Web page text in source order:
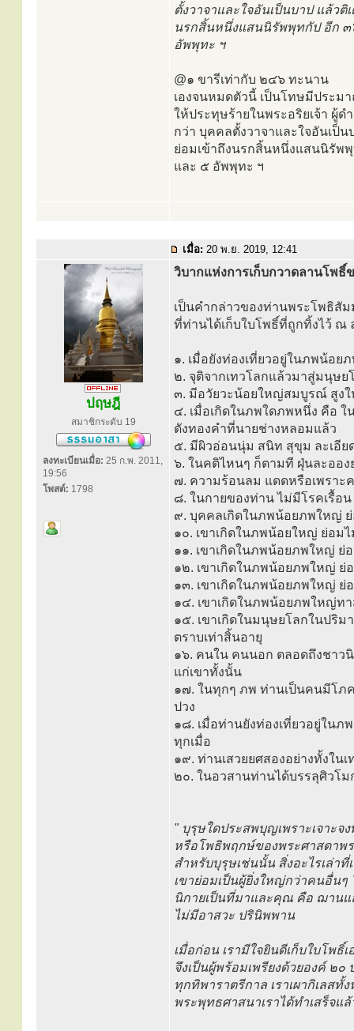
ตั้งวาจาและใจอันเป็นบาป แล้วติ
นรกสิ้นหนึ่งแสนนิรัพพุทกัป อีก
อัพพุทะ ฯ
@๑ ขารีเท่ากับ ๒๔๖ ทะนาน
เองจนหมดตัวนี้ เป็นโทษมีประม
ให้ประทุษร้ายในพระอริยเจ้า ผู้ด
กว่า บุคคลตั้งวาจาและใจอันเป็น
ย่อมเข้าถึงนรกสิ้นหนึ่งแสนนิรัพ
และ ๕ อัพพุทะ ฯ
เมื่อ: 20 พ.ย. 2019, 12:41
ปฤษฎี
สมาชิกระดับ 19
ลงทะเบียนเมื่อ: 25 ก.พ. 2011,
19:56
โพสต์: 1798
วิบากแห่งการเก็บกวาดลานโพ
เป็นคำกล่าวของท่านพระโพธิสัม
ที่ท่านได้เก็บใบโพธิ์ที่ถูกทิ้งไว้ ณ
๑. เมื่อยังท่องเที่ยวอยู่ในภพน้อ
๒. จุติจากเทวโลกแล้วมาสู่มนุษ
๓. มีอวัยวะน้อยใหญ่สมบูรณ์ สูงใ
๔. เมื่อเกิดในภพใดภพหนึ่ง คือ
ดังทองคำที่นายช่างหลอมแล้ว
๕. มีผิวอ่อนนุ่ม สนิท สุขุม ละเอีย
๖. ในคติไหนๆ ก็ตามที ฝุ่นละออ
๗. ความร้อนลม แดดหรือเพราะ
๘. ในกายของท่าน ไม่มีโรคเรื้อ
๙. บุคคลเกิดในภพน้อยภพใหญ่
๑๐. เขาเกิดในภพน้อยใหญ่ ย่อม
๑๑. เขาเกิดในภพน้อยภพใหญ่ ย่
๑๒. เขาเกิดในภพน้อยภพใหญ่ ย่
๑๓. เขาเกิดในภพน้อยภพใหญ่ ย่
๑๔. เขาเกิดในภพน้อยภพใหญ่ท
๑๕. เขาเกิดในมนุษยโลกในปริ
ตราบเท่าสิ้นอายุ
๑๖. คนใน คนนอก ตลอดถึงชาว
แก่เขาทั้งนั้น
๑๗. ในทุกๆ ภพ ท่านเป็นคนมีโภ
ปวง
๑๘. เมื่อท่านยังท่องเที่ยวอยู่ใน
ทุกเมื่อ
๑๙. ท่านเสวยยศสองอย่างทั้งใน
๒๐. ในอวสานท่านได้บรรลุศิวโ
" บุรุษใดประสพบุญเพราะเจาะจ
หรือโพธิพฤกษ์ของพระศาสดาพ
สำหรับบุรุษเช่นนั้น สิ่งอะไรเล่าที่
เขาย่อมเป็นผู้ยิ่งใหญ่กว่าคนอื่นๆ
นิกายเป็นที่มาและคุณ คือ ฌาน
ไม่มีอาสวะ ปรินิพพาน
เมื่อก่อน เรามีใจยินดีเก็บใบโพธิ์เ
จึงเป็นผู้พร้อมเพรียงด้วยองค์ ๒๐
ทุกทิพาราตรีกาล เราเผากิเลสทั้
พระพุทธศาสนาเราได้ทำเสร็จแล้